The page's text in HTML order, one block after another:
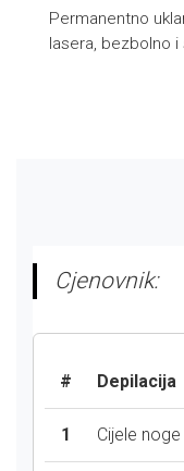
Permanentno
lasera, bezbolno
Cjenovnik:
# Depilacija
1 Cijele noge